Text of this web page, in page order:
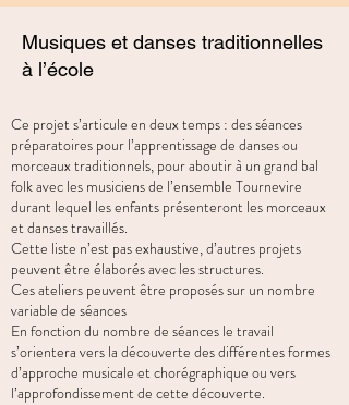
Musiques et danses traditionnelles
à l’école
Ce projet s’articule en deux temps : des séances
préparatoires pour l’apprentissage de danses ou
morceaux traditionnels, pour aboutir à un grand bal
folk avec les musiciens de l’ensemble Tournevire
durant lequel les enfants présenteront les morceaux
et danses travaillés.
Cette liste n’est pas exhaustive, d’autres projets
peuvent être élaborés avec les structures.
Ces ateliers peuvent être proposés sur un nombre
variable de séances
En fonction du nombre de séances le travail
s’orientera vers la découverte des différentes formes
d’approche musicale et chorégraphique ou vers
l’approfondissement de cette découverte.